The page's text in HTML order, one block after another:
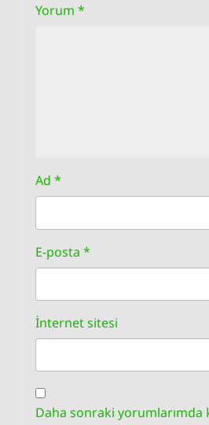
Yorum *
Ad *
E-posta *
İnternet sitesi
Daha sonraki yorumlarımda